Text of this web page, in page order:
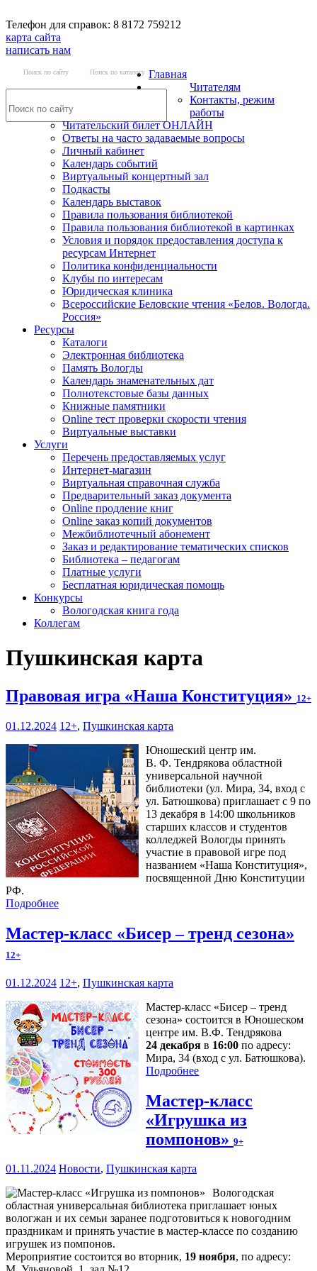
Телефон для справок: 8 8172 759212
карта сайта
написать нам
Поиск по сайту Поиск по каталогу Главная
Читателям
Контакты, режим
работы
Читательский билет ОНЛАЙН
Ответы на часто задаваемые вопросы
Личный кабинет
Календарь событий
Виртуальный концертный зал
Подкасты
Календарь выставок
Правила пользования библиотекой
Правила пользования библиотекой в картинках
Условия и порядок предоставления доступа к
ресурсам Интернет
Политика конфиденциальности
Клубы по интересам
Юридическая клиника
Всероссийские Беловские чтения «Белов. Вологда.
Россия»
Ресурсы
Каталоги
Электронная библиотека
Память Вологды
Календарь знаменательных дат
Полнотекстовые базы данных
Книжные памятники
Online тест проверки скорости чтения
Виртуальные выставки
Услуги
Перечень предоставляемых услуг
Интернет-магазин
Виртуальная справочная служба
Предварительный заказ документа
Online продление книг
Online заказ копий документов
Межбиблиотечный абонемент
Заказ и редактирование тематических списков
Библиотека – педагогам
Платные услуги
Бесплатная юридическая помощь
Конкурсы
Вологодская книга года
Коллегам
Пушкинская карта
Правовая игра «Наша Конституция» 12+
01.12.2024 12+, Пушкинская карта
Юношеский центр им.
В. Ф. Тендрякова областной
универсальной научной
библиотеки (ул. Мира, 34, вход с
ул. Батюшкова) приглашает с 9 по
13 декабря в 14:00 школьников
старших классов и студентов
колледжей Вологды принять
участие в правовой игре под
названием «Наша Конституция»,
посвященной Дню Конституции
РФ.
Подробнее
Мастер-класс «Бисер – тренд сезона»
12+
01.12.2024 12+, Пушкинская карта
Мастер-класс «Бисер – тренд
сезона» состоится в Юношеском
центре им. В.Ф. Тендрякова
24 декабря в 16:00 по адресу:
Мира, 34 (вход с ул. Батюшкова).
Подробнее
Мастер-класс
«Игрушка из
помпонов» 9+
01.11.2024 Новости, Пушкинская карта
Вологодская
областная универсальная библиотека приглашает юных
вологжан и их семьи заранее подготовиться к новогодним
праздникам и принять участие в мастер-классе по созданию
игрушек из помпонов.
Мероприятие состоится во вторник, 19 ноября, по адресу: